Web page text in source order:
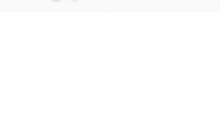
CONTINUA APÓS A PUBLICIDADE